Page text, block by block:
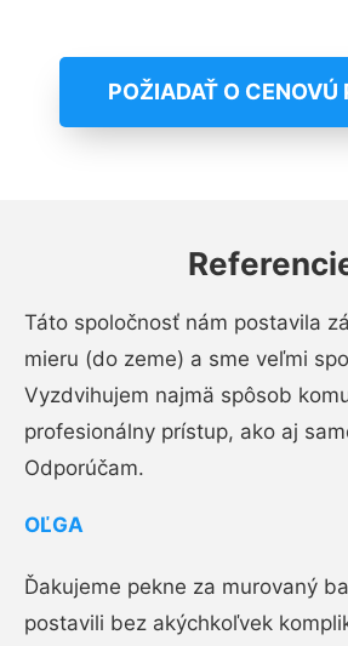
POŽIADAŤ O CENOVÚ
Táto spoločnosť nám postavila
mieru (do zeme) a sme veľmi
Vyzdvihujem najmä spôsob
profesionálny prístup, ako aj
Odporúčam.
OĽGA
Ďakujeme pekne za murovaný
postavili bez akýchkoľvek